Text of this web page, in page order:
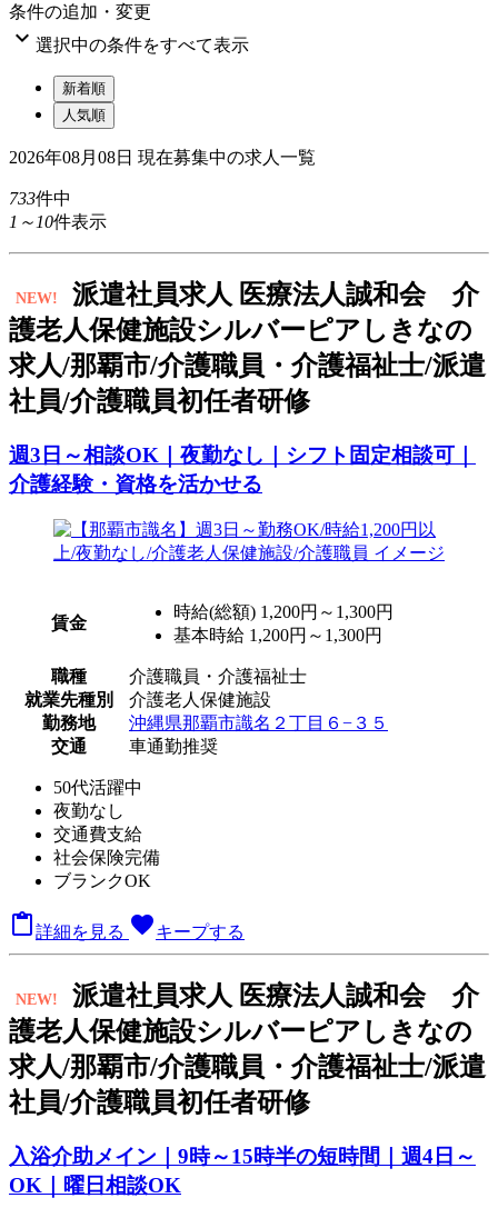
条件の追加・変更
 選択中の条件をすべて表示
新着順
人気順
2026年08月08日 現在募集中の求人一覧
733件中
1～10件表示
NEW! 派遣社員求人 医療法人誠和会 介
護老人保健施設シルバーピアしきなの
求人/那覇市/介護職員・介護福祉士/派遣
社員/介護職員初任者研修
週3日～相談OK｜夜勤なし｜シフト固定相談可｜
介護経験・資格を活かせる
賃金
時給(総額) 1,200円～1,300円
基本時給 1,200円～1,300円
職種
介護職員・介護福祉士
就業先種別
介護老人保健施設
勤務地
沖縄県那覇市識名２丁目６−３５
交通
車通勤推奨
50代活躍中
夜勤なし
交通費支給
社会保険完備
ブランクOK
 詳細を見る favoriteキープする
NEW! 派遣社員求人 医療法人誠和会 介
護老人保健施設シルバーピアしきなの
求人/那覇市/介護職員・介護福祉士/派遣
社員/介護職員初任者研修
入浴介助メイン｜9時～15時半の短時間｜週4日～
OK｜曜日相談OK